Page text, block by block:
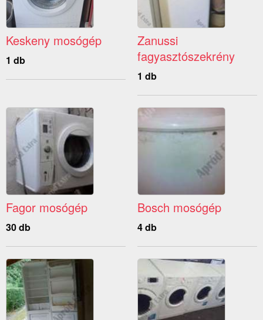
Keskeny mosógép
1 db
Zanussi
fagyasztószekrény
1 db
Fagor mosógép
30 db
Bosch mosógép
4 db